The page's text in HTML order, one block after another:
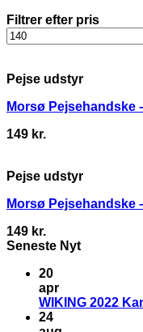
Filtrer efter pris
Mindste
pris
Pejse udstyr
Morsø Pejsehandske
149 kr.
Pejse udstyr
Morsø Pejsehandske
149 kr.
Seneste Nyt
20
apr
WIKING 2022
24